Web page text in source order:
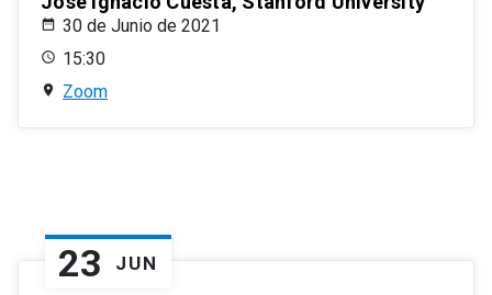
30 de Junio de 2021
15:30
Zoom
23 JUN